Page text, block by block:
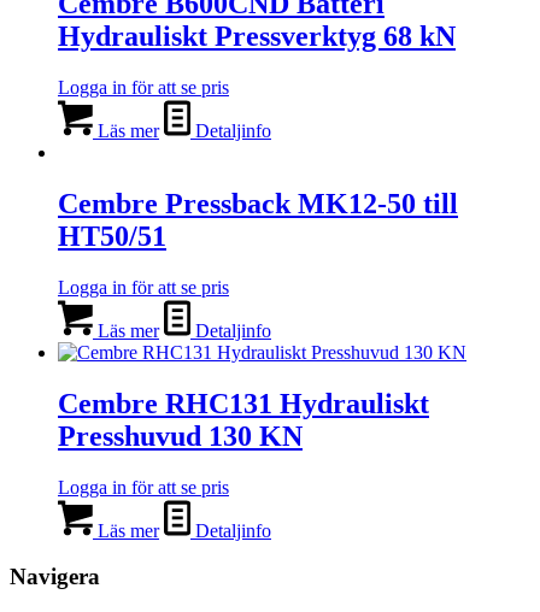
Hydrauliskt Pressverktyg 68 kN
Logga in för att se pris
Läs mer Detaljinfo
Cembre Pressback MK12-50 till
HT50/51
Logga in för att se pris
Läs mer Detaljinfo
Cembre RHC131 Hydrauliskt
Presshuvud 130 KN
Logga in för att se pris
Läs mer Detaljinfo
Navigera